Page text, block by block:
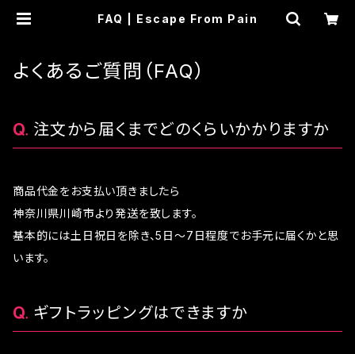
FAQ | Escape From Pain
よくあるご質問（FAQ）
注文から届くまでどのくらいかかりますか
商品代金をお支払い頂きましたら
神奈川県川崎市より発送を致します。
基本的には土日祝日を除き、5日〜7日程度でお手元に届くかと思
います。
ギフトラッピングはできますか